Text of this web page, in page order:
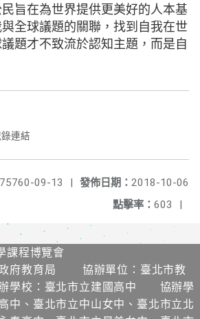
旨在為世界提供更美好的人本基
全球議題的關聯，找到自我在世
題才不致流於認知主題，而是自
連結
發佈日期： 2018-10-06
09-13
|
點擊率： 603 |
課程博覽會
政府教育局 協辦單位：臺北市教
校：臺北市立建國高中 協辦學
中、臺北市立中山女中、臺北市立北